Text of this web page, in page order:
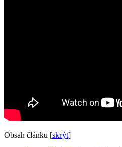
Obsah článku [skrýt]